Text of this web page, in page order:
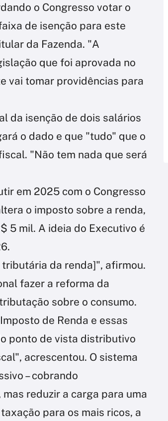
o Congresso votar o
de isenção para este
da Fazenda. "A
que foi aprovada no
vai tomar providências para
da isenção de dois salários
o dado e que "tudo" que o
"Não tem nada que será
em 2025 com o Congresso
o imposto sobre a renda,
5 mil. A ideia do Executivo é
da renda]", afirmou.
fazer a reforma da
sobre o consumo.
de Renda e essas
ponto de vista distributivo
acrescentou. O sistema
– cobrando
reduzir a carga para uma
para os mais ricos, a